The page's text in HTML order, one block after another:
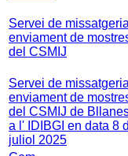
Servei de
enviament de
del CSMIJ
Servei de
enviament de
del CSMIJ de
a l' IDIBGI en data 8
juliol 2025